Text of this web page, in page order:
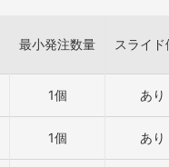
最小発注数量 スライド
1個 あり
1個 あり